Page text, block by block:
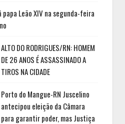
Leão XIV na segunda-feira
ALTO DO RODRIGUES/RN: HOMEM
DE 26 ANOS É ASSASSINADO A
TIROS NA CIDADE
Porto do Mangue-RN Juscelino
antecipou eleição da Câmara
para garantir poder, mas Justiça